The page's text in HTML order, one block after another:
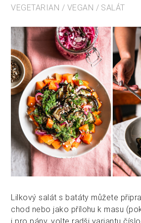
VEGETARIAN / VEGAN / SALÁT
Lilkový salát s batáty můžete
chod nebo jako přílohu k masu